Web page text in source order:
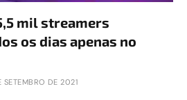
mil streamers
os dias apenas no
DE 2021